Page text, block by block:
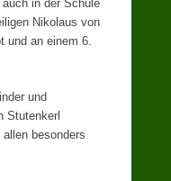
in der Schule
Nikolaus von
und an einem 6.
und
Stutenkerl
besonders